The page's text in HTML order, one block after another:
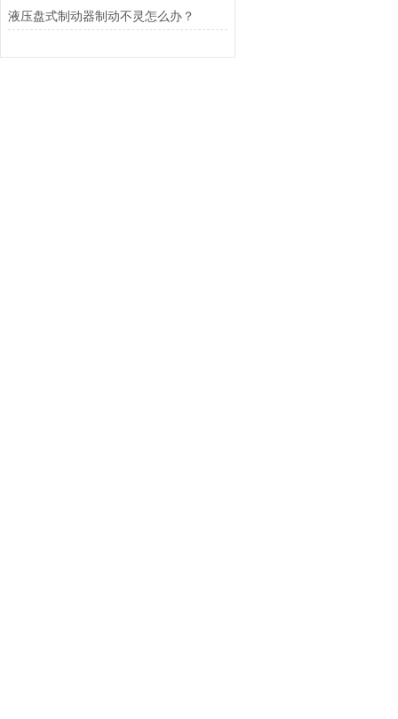
液压盘式制动器制动不灵怎么办？